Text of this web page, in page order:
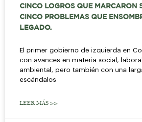
CINCO LOGROS QUE MARCARON
CINCO PROBLEMAS QUE
LEGADO.
El primer gobierno de izquierda en
con avances en materia social,
ambiental, pero también con una
escándalos
LEER MÁS >>